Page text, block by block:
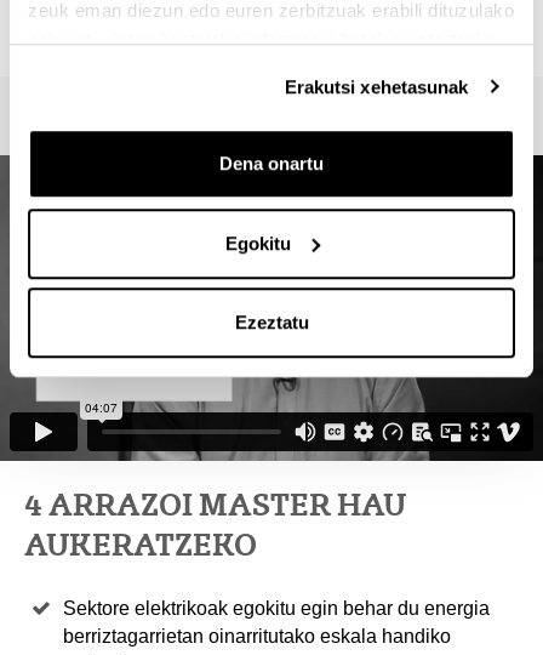
zeuk eman diezun edo euren zerbitzuak erabili dituzulako
eskuratu duten bestelako informazio batekin uztartzeko.
Erakutsi xehetasunak
Dena onartu
Egokitu
Ezeztatu
4 ARRAZOI MASTER HAU
AUKERATZEKO
Sektore elektrikoak egokitu egin behar du energia
berriztagarrietan oinarritutako eskala handiko